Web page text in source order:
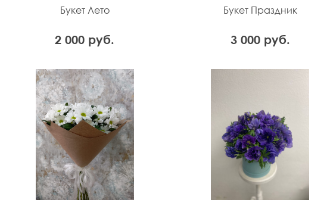
Букет Лето
2 000 руб.
Букет Праздник
3 000 руб.